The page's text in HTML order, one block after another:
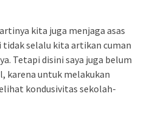
kita juga menjaga asas
selalu kita artikan cuman
Tetapi disini saya juga belum
karena untuk melakukan
kondusivitas sekolah-